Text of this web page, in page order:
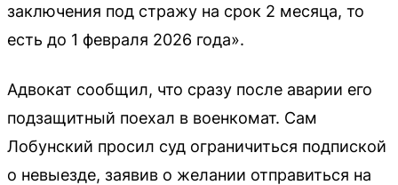
заключения под стражу на срок 2 месяца, то
есть до 1 февраля 2026 года».
Адвокат сообщил, что сразу после аварии его
подзащитный поехал в военкомат. Сам
Лобунский просил суд ограничиться подпиской
о невыезде, заявив о желании отправиться на